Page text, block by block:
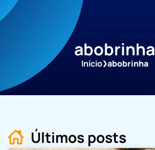
abobrinha
Início❯abobrinha
Últimos posts